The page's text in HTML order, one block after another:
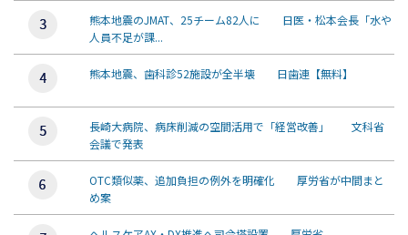
熊本地震のJMAT、25チーム82人に 日医・松本会長「水や
人員不足が課...
熊本地震、歯科診52施設が全半壊 日歯連【無料】
長崎大病院、病床削減の空間活用で「経営改善」 文科省
会議で発表
OTC類似薬、追加負担の例外を明確化 厚労省が中間まと
め案